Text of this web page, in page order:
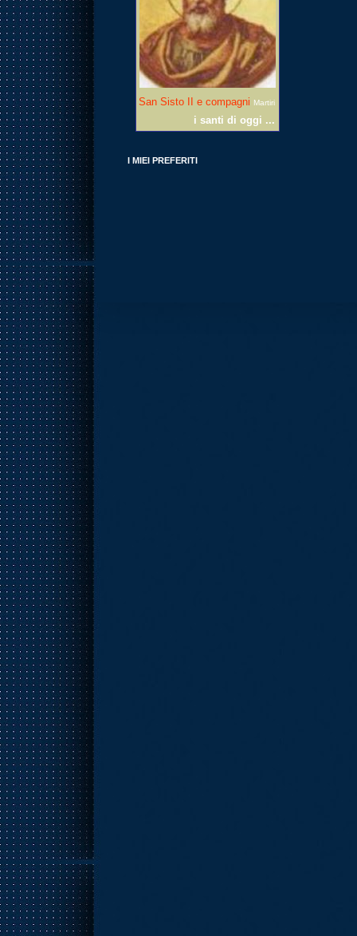
San Sisto II e compagni Martiri
i santi di oggi ...
I MIEI PREFERITI